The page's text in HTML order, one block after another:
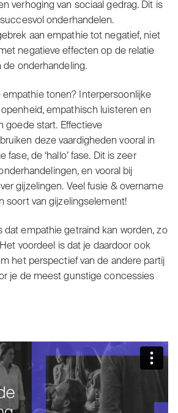
verhoging van sociaal gedrag. Dit is
onderhandelen.
aan empathie tot negatief, niet
negatieve effecten op de relatie
de onderhandeling.
empathie tonen? Interpersoonlijke
empathisch luisteren en
goede start. Effectieve
deze vaardigheden vooral in
de ‘hallo’ fase. Dit is zeer
en vooral bij
gijzelingen. Veel fusie & overname
soort van gijzelingselement!
dat empathie getraind kan worden, zo
voordeel is dat je daardoor ook
het perspectief van de andere partij
je de meest gunstige concessies